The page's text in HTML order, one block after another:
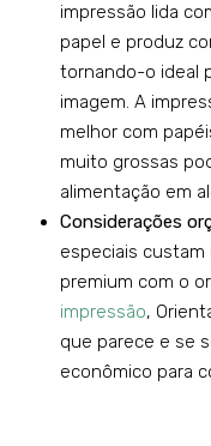
impressão lida
papel e produz
tornando-o ideal
imagem. A
melhor com
muito grossas
alimentação em
Considerações
especiais custam
premium com o
impressão,
que parece e se
econômico para